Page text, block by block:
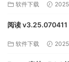
软件下载
阅读 v3.25.070411
软件下载